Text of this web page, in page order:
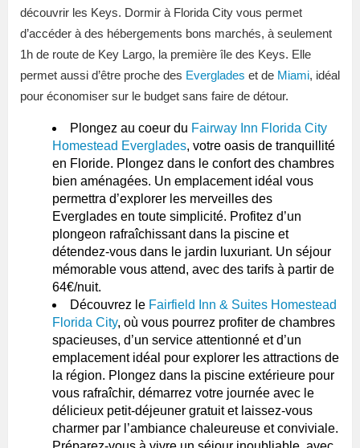
découvrir les Keys. Dormir à Florida City vous permet
d’accéder à des hébergements bons marchés, à seulement
1h de route de Key Largo, la première île des Keys. Elle
permet aussi d’être proche des Everglades et de Miami, idéal
pour économiser sur le budget sans faire de détour.
Plongez au coeur du Fairway Inn Florida City
Homestead Everglades, votre oasis de tranquillité
en Floride. Plongez dans le confort des chambres
bien aménagées. Un emplacement idéal vous
permettra d’explorer les merveilles des
Everglades en toute simplicité. Profitez d’un
plongeon rafraîchissant dans la piscine et
détendez-vous dans le jardin luxuriant. Un séjour
mémorable vous attend, avec des tarifs à partir de
64€/nuit.
Découvrez le Fairfield Inn & Suites Homestead
Florida City, où vous pourrez profiter de chambres
spacieuses, d’un service attentionné et d’un
emplacement idéal pour explorer les attractions de
la région. Plongez dans la piscine extérieure pour
vous rafraîchir, démarrez votre journée avec le
délicieux petit-déjeuner gratuit et laissez-vous
charmer par l’ambiance chaleureuse et conviviale.